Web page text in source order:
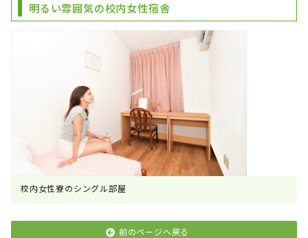
明るい雰囲気の校内女性宿舎
校内女性寮のシングル部屋
前のページへ戻る